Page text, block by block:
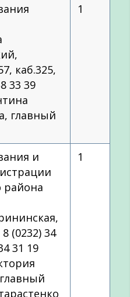
каб.325,
33 39
главный
1
и
района
(0232) 34
31 19
1